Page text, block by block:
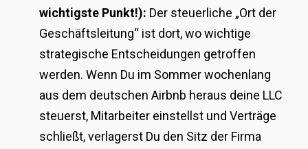
wichtigste Punkt!): Der steuerliche „Ort der
Geschäftsleitung“ ist dort, wo wichtige
strategische Entscheidungen getroffen
werden. Wenn Du im Sommer wochenlang
aus dem deutschen Airbnb heraus deine LLC
steuerst, Mitarbeiter einstellst und Verträge
schließt, verlagerst Du den Sitz der Firma